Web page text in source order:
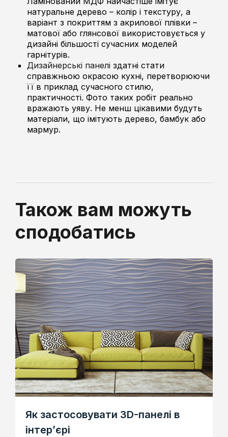
натуральне дерево – колір і текстуру, а
варіант з покриттям з акрилової плівки –
матової або глянсової використовується у
дизайні більшості сучасних моделей
гарнітурів.
Дизайнерські панелі здатні стати
справжньою окрасою кухні, перетворюючи
її в приклад сучасного стилю,
практичності. Фото таких робіт реально
вражають уяву. Не менш цікавими будуть
матеріали, що імітують дерево, бамбук або
мармур.
Також вам можуть
сподобатись
Як застосовувати 3D-панелі в
інтер’єрі